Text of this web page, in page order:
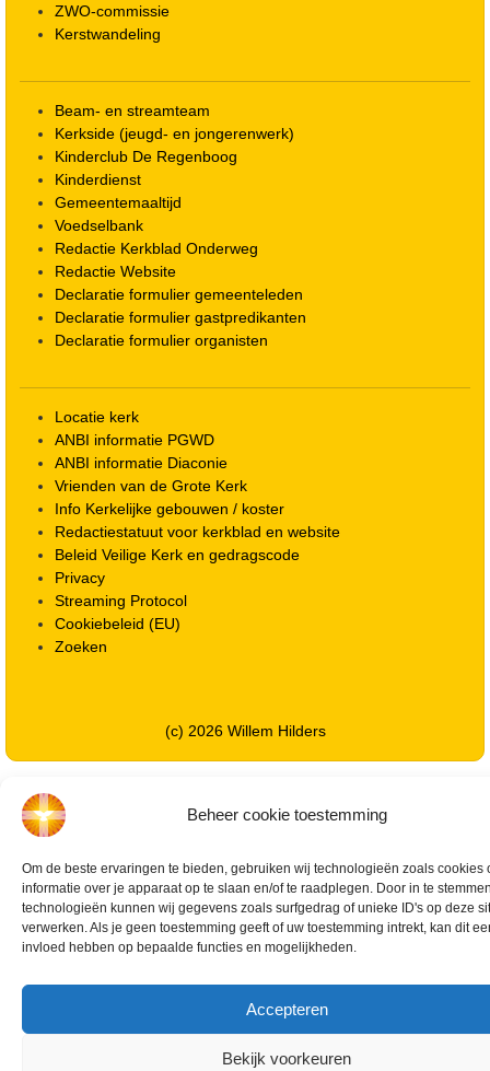
Beheer cookie toestemming
Om de beste ervaringen te bieden, gebruiken wij technologieën zoals cookies
informatie over je apparaat op te slaan en/of te raadplegen. Door in te
technologieën kunnen wij gegevens zoals surfgedrag of unieke ID's op deze
verwerken. Als je geen toestemming geeft of uw toestemming intrekt, kan dit
invloed hebben op bepaalde functies en mogelijkheden.
Accepteren
Bekijk voorkeuren
ZWO-commissie
Kerstwandeling
Beam- en streamteam
Kerkside (jeugd- en jongerenwerk)
Kinderclub De Regenboog
Kinderdienst
Gemeentemaaltijd
Voedselbank
Redactie Kerkblad Onderweg
Redactie Website
Declaratie formulier gemeenteleden
Declaratie formulier gastpredikanten
Declaratie formulier organisten
Locatie kerk
ANBI informatie PGWD
ANBI informatie Diaconie
Vrienden van de Grote Kerk
Info Kerkelijke gebouwen / koster
Redactiestatuut voor kerkblad en website
Beleid Veilige Kerk en gedragscode
Privacy
Streaming Protocol
Cookiebeleid (EU)
Zoeken
(c) 2026 Willem Hilders